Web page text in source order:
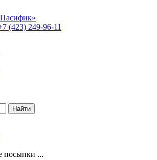
(423) 249-96-11
Найти
посыпки ...